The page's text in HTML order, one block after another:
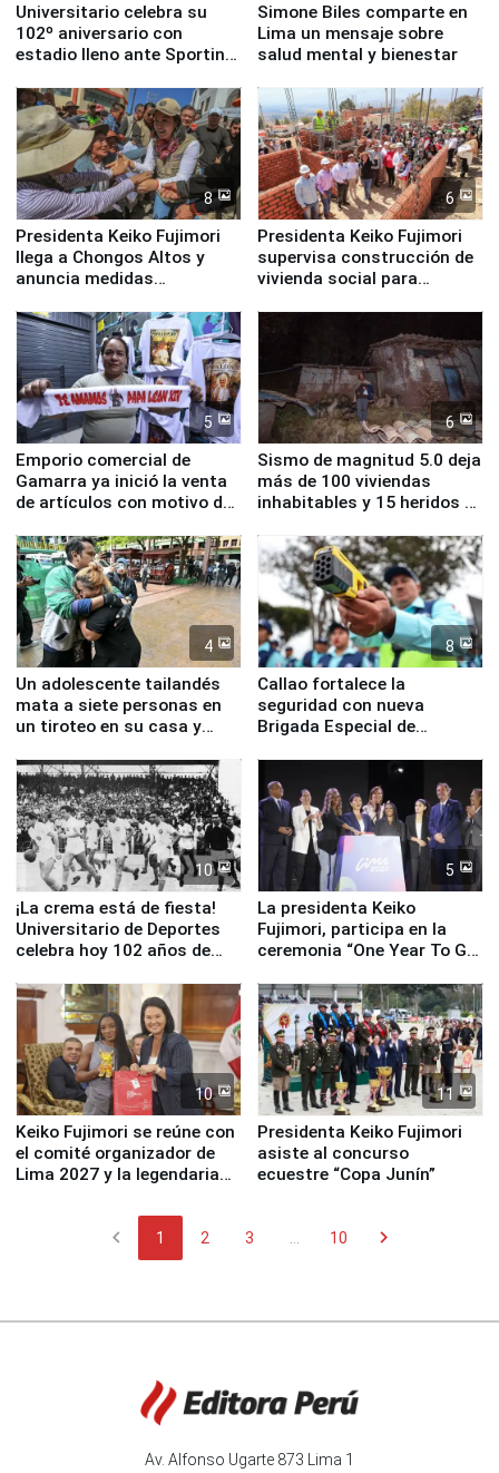
Universitario celebra su
102º aniversario con
estadio lleno ante Sporting
Simone Biles comparte en
Lima un mensaje sobre
salud mental y bienestar
8
Presidenta Keiko Fujimori
llega a Chongos Altos y
anuncia medidas
educación, salud y empleo
6
Presidenta Keiko Fujimori
supervisa construcción de
vivienda social para
5
Emporio comercial de
Gamarra ya inició la venta
de artículos con motivo de
6
Sismo de magnitud 5.0 deja
más de 100 viviendas
inhabitables y 15 heridos en
4
Un adolescente tailandés
mata a siete personas en
un tiroteo en su casa y
8
Callao fortalece la
seguridad con nueva
Brigada Especial de
equipamiento para
Serenazgo
10
¡La crema está de fiesta!
Universitario de Deportes
celebra hoy 102 años de
5
La presidenta Keiko
Fujimori, participa en la
ceremonia “One Year To Go
10
Keiko Fujimori se reúne con
el comité organizador de
Lima 2027 y la legendaria
11
Presidenta Keiko Fujimori
asiste al concurso
ecuestre “Copa Junín”
chevron_left 1 2 3 10 chevron_right
Av. Alfonso Ugarte 873 Lima 1